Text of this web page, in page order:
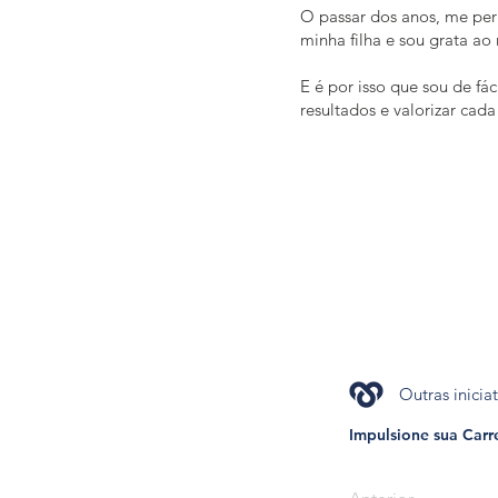
O passar dos anos, me
minha filha e sou grata
E é por isso que sou de
resultados e valorizar
Outras
Impulsione sua